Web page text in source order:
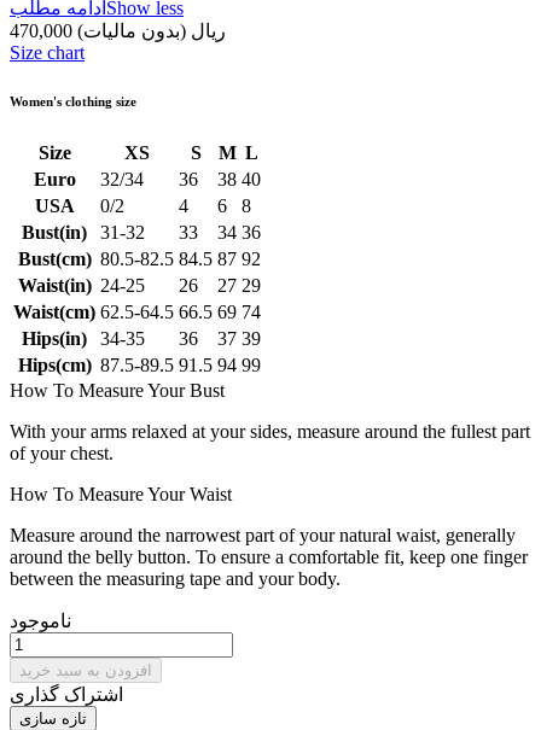
ادامه مطلب Show less
470,000 ریال (بدون مالیات)
Size chart
Women's clothing size
Size XS S M L
Euro
32/34 36 38 40
USA
0/2 4 6
8
Bust(in)
31-32 33 34 36
Bust(cm) 80.5-82.5 84.5 87 92
Waist(in) 24-25 26 27 29
Waist(cm) 62.5-64.5 66.5 69 74
Hips(in)
34-35 36 37 39
Hips(cm) 87.5-89.5 91.5 94 99
How To Measure Your Bust
With your arms relaxed at your sides, measure around the fullest part
of your chest.
How To Measure Your Waist
Measure around the narrowest part of your natural waist, generally
around the belly button. To ensure a comfortable fit, keep one finger
between the measuring tape and your body.
ناموجود
افزودن به سبد خرید
اشتراک گذاری